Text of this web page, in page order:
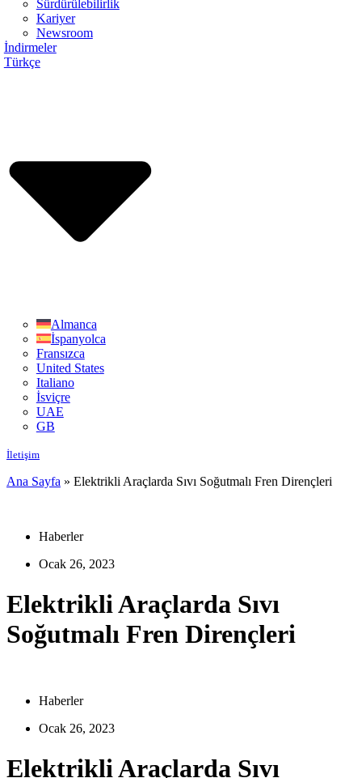
Sürdürülebilirlik
Kariyer
Newsroom
İndirmeler
Türkçe
Almanca
İspanyolca
Fransızca
United States
Italiano
İsviçre
UAE
GB
İletişim
Ana Sayfa » Elektrikli Araçlarda Sıvı Soğutmalı Fren Dirençleri
Haberler
Ocak 26, 2023
Elektrikli Araçlarda Sıvı
Soğutmalı Fren Dirençleri
Haberler
Ocak 26, 2023
Elektrikli Araçlarda Sıvı